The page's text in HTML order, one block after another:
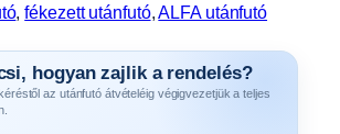
, fékezett utánfutó, ALFA utánfutó
hogyan zajlik a rendelés?
az utánfutó átvételéig végigvezetjük a teljes